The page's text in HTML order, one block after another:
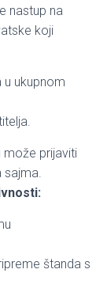
nastup na
koji
u ukupnom
može prijaviti
sajma.
štanda s